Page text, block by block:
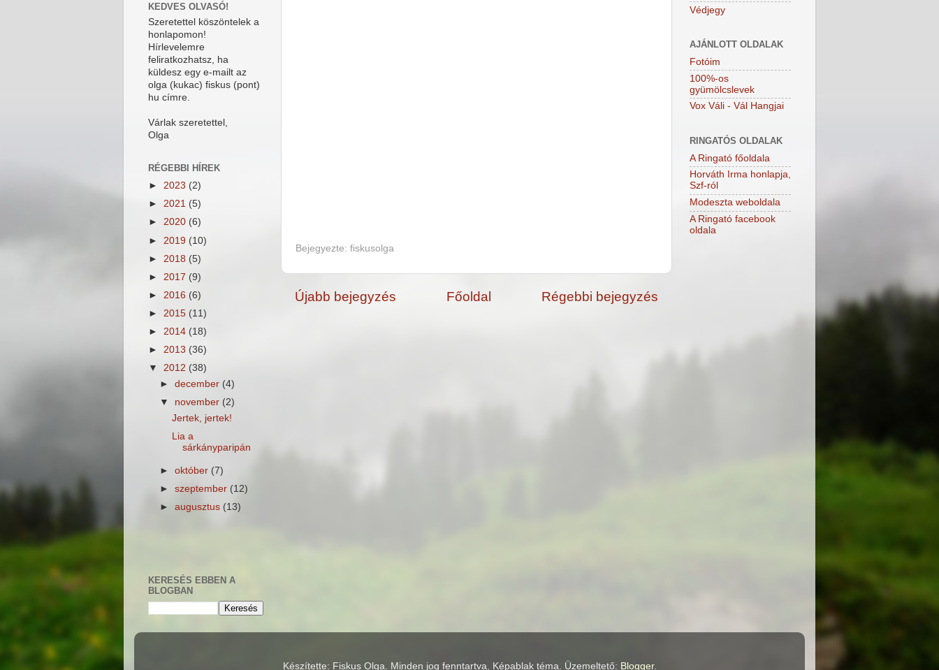
Bejegyezte: fiskusolga
Újabb bejegyzés Régebbi bejegyzés
Főoldal
KEDVES OLVASÓ!
Szeretettel köszöntelek a
honlapomon!
Hírlevelemre
feliratkozhatsz, ha
küldesz egy e-mailt az
olga (kukac) fiskus (pont)
hu címre.
Várlak szeretettel,
Olga
RÉGEBBI HÍREK
► 2023 (2)
► 2021 (5)
► 2020 (6)
► 2019 (10)
► 2018 (5)
► 2017 (9)
► 2016 (6)
► 2015 (11)
► 2014 (18)
► 2013 (36)
▼ 2012 (38)
►december (4)
▼ november (2)
Jertek, jertek!
Lia a
sárkányparipán
►október (7)
►szeptember (12)
►augusztus (13)
KERESÉS EBBEN A
BLOGBAN
Védjegy
AJÁNLOTT OLDALAK
Fotóim
100%-os
gyümölcslevek
Vox Váli - Vál Hangjai
RINGATÓS OLDALAK
A Ringató főoldala
Horváth Irma honlapja,
Szf-ról
Modeszta weboldala
A Ringató facebook
oldala
Készítette: Fiskus Olga. Minden jog fenntartva. Képablak téma. Üzemeltető: Blogger.